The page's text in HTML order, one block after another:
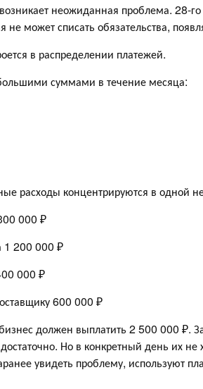
неожиданная проблема. 28-го
не может списать обязательства,
в распределении платежей.
суммами в течение месяца:
расходы концентрируются в одной
000 ₽
1 200 000 ₽
000 ₽
600 000 ₽
должен выплатить 2 500 000 ₽.
Но в конкретный день их не
увидеть проблему, используют